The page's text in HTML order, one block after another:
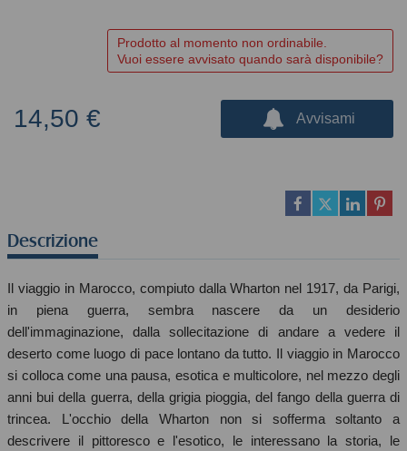
Prodotto al momento non ordinabile.
Vuoi essere avvisato quando sarà disponibile?
14,50 € Avvisami
Descrizione
Il viaggio in Marocco, compiuto dalla Wharton nel 1917, da Parigi,
in piena guerra, sembra nascere da un desiderio
dell'immaginazione, dalla sollecitazione di andare a vedere il
deserto come luogo di pace lontano da tutto. Il viaggio in Marocco
si colloca come una pausa, esotica e multicolore, nel mezzo degli
anni bui della guerra, della grigia pioggia, del fango della guerra di
trincea. L'occhio della Wharton non si sofferma soltanto a
descrivere il pittoresco e l'esotico, le interessano la storia, le